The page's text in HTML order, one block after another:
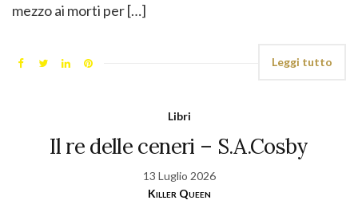
mezzo ai morti per […]
Leggi tutto
Libri
Il re delle ceneri – S.A.Cosby
13 Luglio 2026
Killer Queen